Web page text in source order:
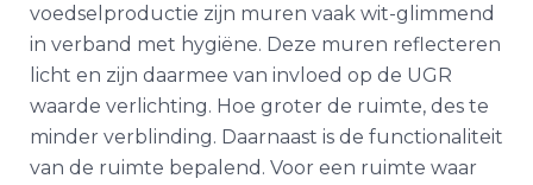
voedselproductie zijn muren vaak wit-glimmend
in verband met hygiëne. Deze muren reflecteren
licht en zijn daarmee van invloed op de UGR
waarde verlichting. Hoe groter de ruimte, des te
minder verblinding. Daarnaast is de functionaliteit
van de ruimte bepalend. Voor een ruimte waar